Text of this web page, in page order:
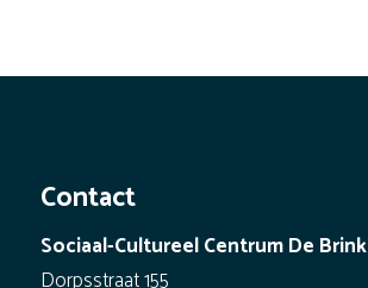
Contact
Sociaal-Cultureel Centrum De Brink
Dorpsstraat 155